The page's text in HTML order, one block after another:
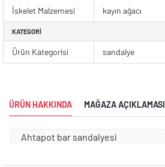
İskelet Malzemesi kayın ağacı
KATEGORI
Ürün Kategorisi sandalye
ÜRÜN HAKKINDA MAĞAZA AÇIKLAMASI
Ahtapot bar sandalyesi